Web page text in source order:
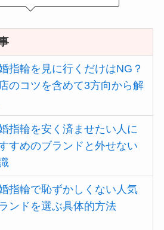
指輪を見に行くだけはNG？
のコツを含めて3方向から解
指輪を安く済ませたい人に
すめのブランドと外せない
指輪で恥ずかしくない人気
ンドを選ぶ具体的方法